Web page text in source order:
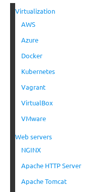
Virtualization
AWS
Azure
Docker
Kubernetes
Vagrant
VirtualBox
VMware
Web servers
NGINX
Apache HTTP Server
Apache Tomcat